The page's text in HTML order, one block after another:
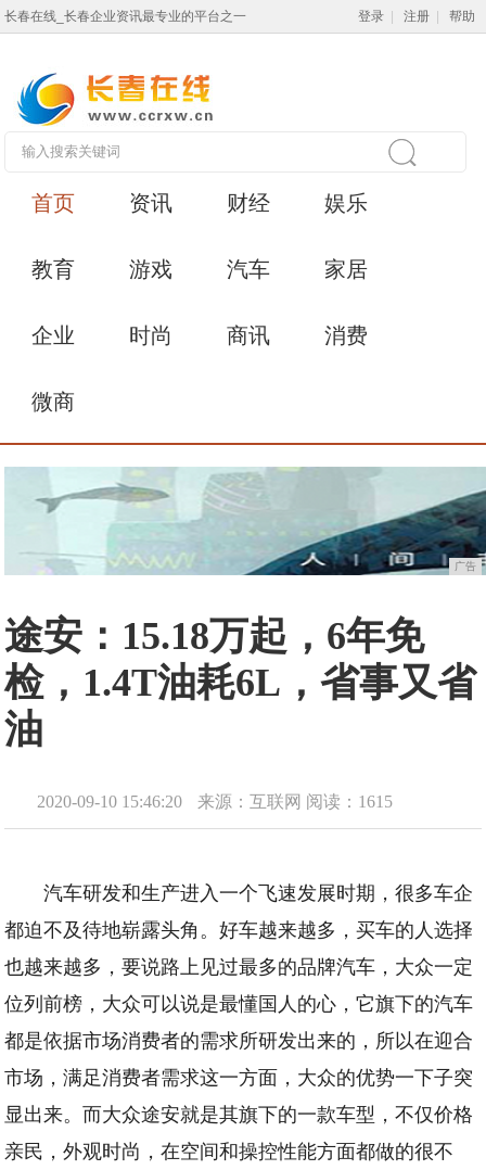
长春在线_长春企业资讯最专业的平台之一 登录 注册 帮助
首页 资讯 财经 娱乐
教育 游戏 汽车 家居
企业 时尚 商讯 消费
微商
广告
途安：15.18万起，6年免
检，1.4T油耗6L，省事又省
油
2020-09-10 15:46:20 来源：互联网 阅读：1615
汽车研发和生产进入一个飞速发展时期，很多车企
都迫不及待地崭露头角。好车越来越多，买车的人选择
也越来越多，要说路上见过最多的品牌汽车，大众一定
位列前榜，大众可以说是最懂国人的心，它旗下的汽车
都是依据市场消费者的需求所研发出来的，所以在迎合
市场，满足消费者需求这一方面，大众的优势一下子突
显出来。而大众途安就是其旗下的一款车型，不仅价格
亲民，外观时尚，在空间和操控性能方面都做的很不